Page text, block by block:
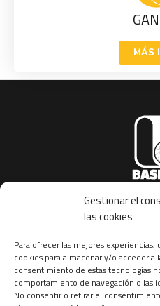
Gestionar el
las cookies
Para ofrecer las mejores
cookies para almacenar y/o acceder
consentimiento de estas tecnologías
comportamiento de navegación o las
No consentir o retirar el
MÁS
Copyright © 2023 |